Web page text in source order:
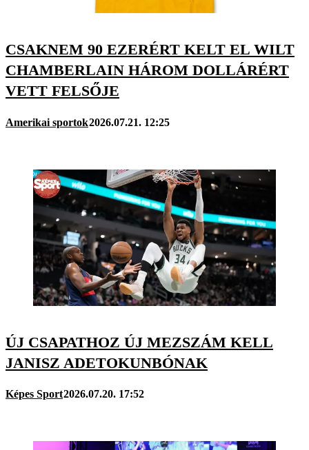
CSAKNEM 90 EZERÉRT KELT EL WILT
CHAMBERLAIN HÁROM DOLLÁRÉRT
VETT FELSŐJE
Amerikai sportok2026.07.21. 12:25
ÚJ CSAPATHOZ ÚJ MEZSZÁM KELL
JANISZ ADETOKUNBÓNAK
Képes Sport2026.07.20. 17:52